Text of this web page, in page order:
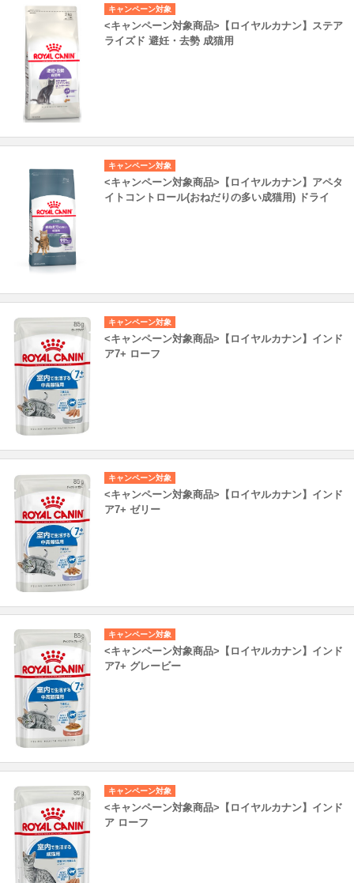
キャンペーン対象
<キャンペーン対象商品>【ロイヤルカナン】ステア
ライズド 避妊・去勢 成猫用
キャンペーン対象
<キャンペーン対象商品>【ロイヤルカナン】アペタ
イトコントロール(おねだりの多い成猫用) ドライ
キャンペーン対象
<キャンペーン対象商品>【ロイヤルカナン】インド
ア7+ ローフ
キャンペーン対象
<キャンペーン対象商品>【ロイヤルカナン】インド
ア7+ ゼリー
キャンペーン対象
<キャンペーン対象商品>【ロイヤルカナン】インド
ア7+ グレービー
キャンペーン対象
<キャンペーン対象商品>【ロイヤルカナン】インド
ア ローフ